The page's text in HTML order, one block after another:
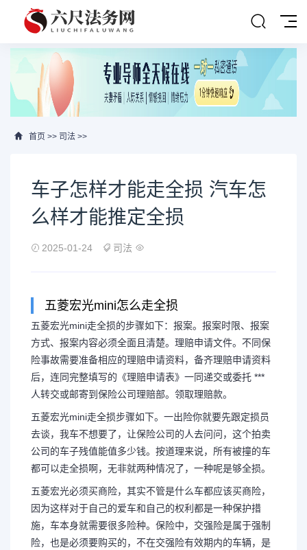
首页 >> 司法 >>
车子怎样才能走全损 汽车怎
么样才能推定全损
2025-01-24 司法
五菱宏光mini怎么走全损
五菱宏光mini走全损的步骤如下：报案。报案时限、报案
方式、报案内容必须全面且清楚。理赔申请文件。不同保
险事故需要准备相应的理赔申请资料，备齐理赔申请资料
后，连同完整填写的《理赔申请表》一同递交或委托 ***
人转交或邮寄到保险公司理赔部。领取理赔款。
五菱宏光mini走全损步骤如下。一出险你就要先跟定损员
去谈，我车不想要了，让保险公司的人去问问，这个拍卖
公司的车子残值能值多少钱。按道理来说，所有被撞的车
都可以走全损啊，无非就两种情况了，一种呢是够全损。
五菱宏光必须买商险，其实不管是什么车都应该买商险，
因为这样对于自己的爱车和自己的权利都是一种保护措
施，车本身就需要很多险种。保险中，交强险是属于强制
险，也是必须要购买的，不在交强险有效期内的车辆，是
车子怎样才能走全损 汽
定全损
五菱宏光mini走全损的步骤如
案方式、报案内容必须全面且清楚
险事故需要准备相应的理赔申请资